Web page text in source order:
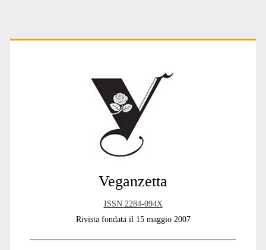
i
Primary
Veganzetta
ISSN 2284-094X
Rivista fondata il 15 maggio 2007